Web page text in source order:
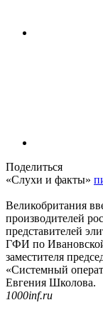
Поделиться
«Слухи и факты»
Великобритания
производителей
представителей
ГФИ по
заместителя
«Системный
Евгения Школова.
1000inf.ru